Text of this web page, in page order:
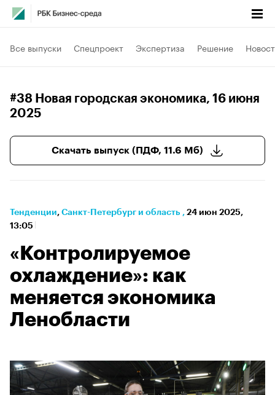
Все выпуски Спецпроект Экспертиза Решение
#38 Новая городская экономика, 16 июня
2025
Скачать выпуск (ПДФ, 11.6 Мб)
Тенденции⁠, Санкт-Петербург и область , 24 июн 2025,
13:05
«Контролируемое
охлаждение»: как
меняется экономика
Ленобласти